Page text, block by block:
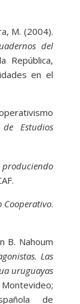
M. (2004).
del
República,
en el
de Estudios
Cooperativo.
B. Nahoum
Las
uruguayas
de